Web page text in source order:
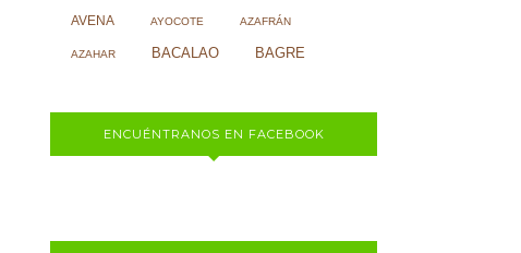
AVENA AYOCOTE AZAFRÁN
AZAHAR BACALAO BAGRE
ENCUÉNTRANOS EN FACEBOOK